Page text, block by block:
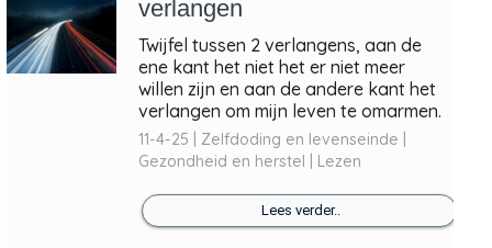
verlangen
Twijfel tussen 2 verlangens, aan de
ene kant het niet het er niet meer
willen zijn en aan de andere kant het
verlangen om mijn leven te omarmen.
11-4-25 | Zelfdoding en levenseinde |
Gezondheid en herstel | Lezen
Lees verder..